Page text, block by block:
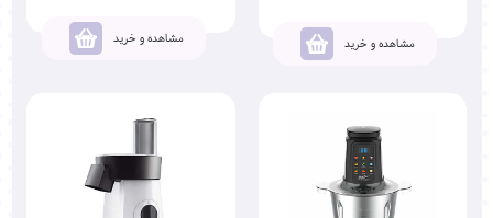
مشاهده و خرید مشاهده و خرید